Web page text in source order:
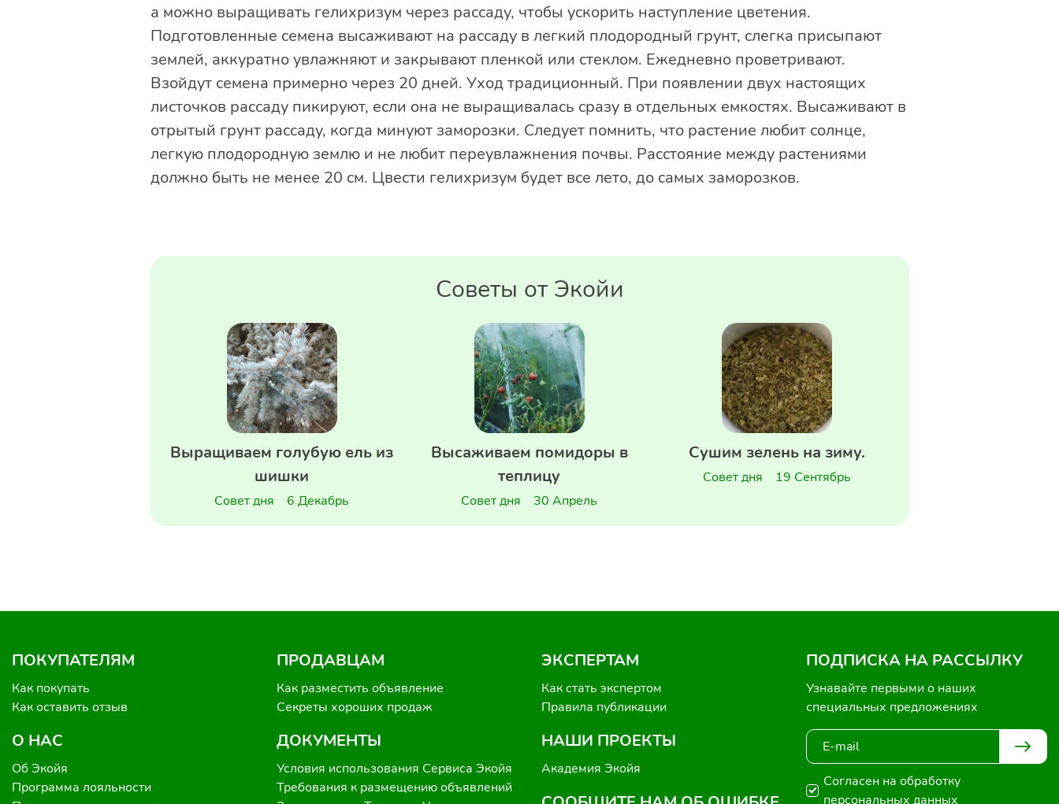
а можно выращивать гелихризум через рассаду, чтобы ускорить наступление цветения.
Подготовленные семена высаживают на рассаду в легкий плодородный грунт, слегка присыпают
землей, аккуратно увлажняют и закрывают пленкой или стеклом. Ежедневно проветривают.
Взойдут семена примерно через 20 дней. Уход традиционный. При появлении двух настоящих
листочков рассаду пикируют, если она не выращивалась сразу в отдельных емкостях. Высаживают в
отрытый грунт рассаду, когда минуют заморозки. Следует помнить, что растение любит солнце,
легкую плодородную землю и не любит переувлажнения почвы. Расстояние между растениями
должно быть не менее 20 см. Цвести гелихризум будет все лето, до самых заморозков.
Советы от Экойи
Выращиваем голубую ель из
шишки
Совет дня 6 Декабрь
Высаживаем помидоры в
теплицу
Совет дня 30 Апрель
Сушим зелень на зиму.
Совет дня 19 Сентябрь
ПОКУПАТЕЛЯМ
Как покупать
Как оставить отзыв
О НАС
Об Экойя
Программа лояльности
ПРОДАВЦАМ
Как разместить объявление
Секреты хороших продаж
ДОКУМЕНТЫ
Условия использования Сервиса Экойя
Требования к размещению объявлений
ЭКСПЕРТАМ
Как стать экспертом
Правила публикации
НАШИ ПРОЕКТЫ
Академия Экойя
ПОДПИСКА НА РАССЫЛКУ
Узнавайте первыми о наших
специальных предложениях
Согласен на обработку
персональных данных